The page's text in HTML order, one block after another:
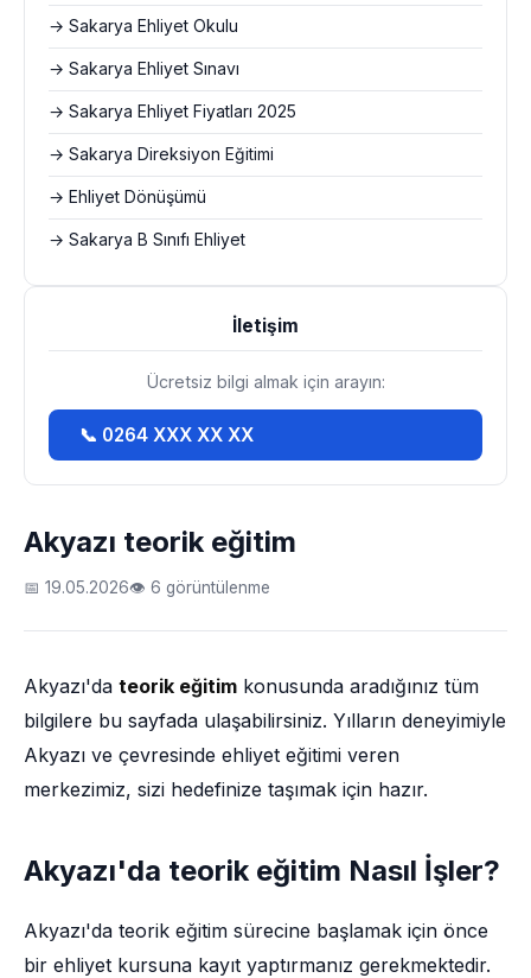
Akyazı teorik eğitim
📅 19.05.2026👁 6 görüntülenme
Akyazı'da teorik eğitim konusunda aradığınız tüm
bilgilere bu sayfada ulaşabilirsiniz. Yılların deneyimiyle
Akyazı ve çevresinde ehliyet eğitimi veren
merkezimiz, sizi hedefinize taşımak için hazır.
Akyazı'da teorik eğitim Nasıl İşler?
Akyazı'da teorik eğitim sürecine başlamak için önce
bir ehliyet kursuna kayıt yaptırmanız gerekmektedir.
→ Sakarya Ehliyet Okulu
→ Sakarya Ehliyet Sınavı
→ Sakarya Ehliyet Fiyatları 2025
→ Sakarya Direksiyon Eğitimi
→ Ehliyet Dönüşümü
→ Sakarya B Sınıfı Ehliyet
İletişim
Ücretsiz bilgi almak için arayın:
📞 0264 XXX XX XX